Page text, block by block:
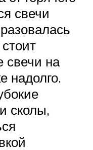
свечи
свечи на
надолго.
сколы,